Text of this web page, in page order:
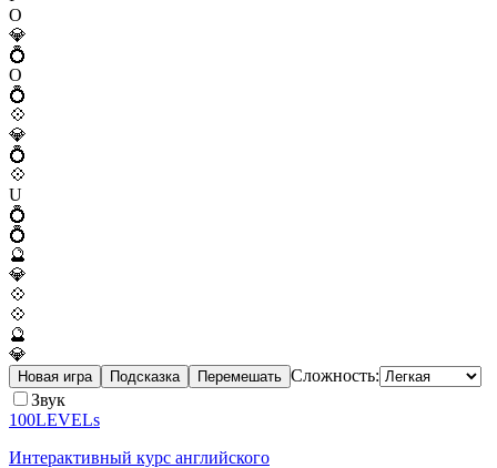
O
💎
💍
O
💍
💠
💎
💍
💠
U
💍
💍
🔮
💎
💠
💠
🔮
💎
Новая игра Подсказка Перемешать Сложность:
Звук
100LEVELs
Интерактивный курс английского